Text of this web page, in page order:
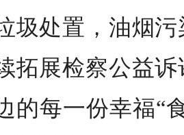
圾处置，油烟
拓展检察公益
的每一份幸福“